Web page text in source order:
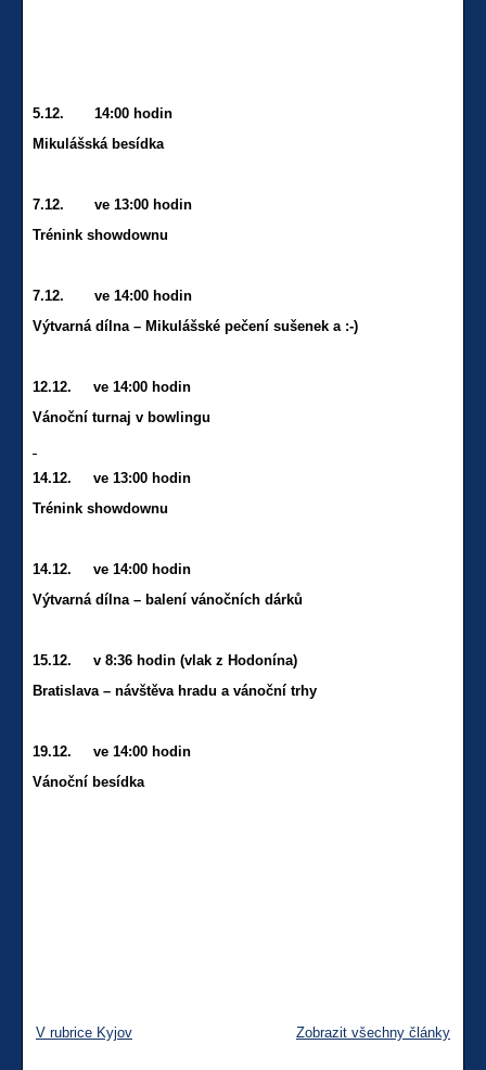
5.12. 14:00 hodin
Mikulášská besídka
7.12. ve 13:00 hodin
Trénink showdownu
7.12. ve 14:00 hodin
Výtvarná dílna – Mikulášské pečení sušenek a :-)
12.12. ve 14:00 hodin
Vánoční turnaj v bowlingu
14.12. ve 13:00 hodin
Trénink showdownu
14.12. ve 14:00 hodin
Výtvarná dílna – balení vánočních dárků
15.12. v 8:36 hodin (vlak z Hodonína)
Bratislava – návštěva hradu a vánoční trhy
19.12. ve 14:00 hodin
Vánoční besídka
V rubrice Kyjov Zobrazit všechny články